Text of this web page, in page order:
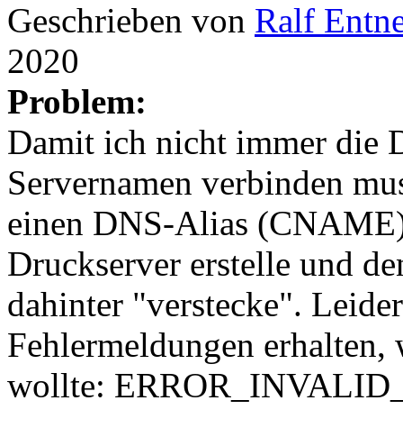
Geschrieben von Ralf
2020
Problem:
Damit ich nicht immer die
Servernamen verbinden
einen DNS-Alias
Druckserver erstelle und
dahinter "verstecke".
Fehlermeldungen
wollte: